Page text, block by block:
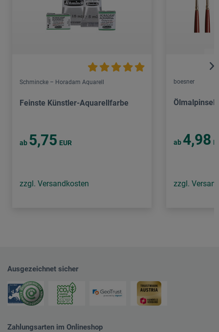
Schmincke – Horadam Aquarell
Feinste Künstler-Aquarellfarbe
ab 5,75 EUR
zzgl. Versandkosten
boesner
Ölmalpinsel
ab 4,98
zzgl.
Ausgezeichnet sicher
Zahlungsarten im Onlineshop